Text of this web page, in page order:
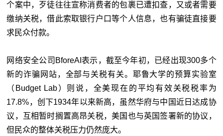
个案中，歹徒往往宣称消费者的包裹已遭扣查，又或者需要
缴纳关税，借此索取银行户口等个人信息，也有骗徒直接要
求民众付款。
网络安全公司BforeAI表示，截至今年初，已经出现300多个
新的诈骗网站，全部与关税有关。耶鲁大学的预算实验室
（Budget Lab）则说，全美现在的平均有效关税税率为
17.8%，创下1934年以来新高，虽然华府与中国近日达成协
议，互相暂时搁置高昂关税，美国也与英国签署新的协议，
但民众的整体关税压力仍然庞大。